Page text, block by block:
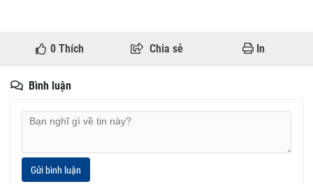
0Thích Chia sẻ In
Bình luận
Gửi bình luận